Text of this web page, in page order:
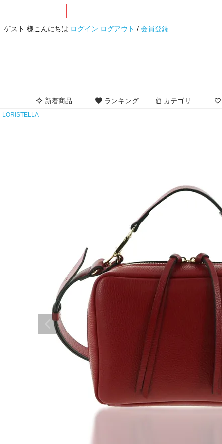
ゲスト 様こんにちは ログイン ログアウト / 会員登録
新着商品 ランキング カテゴリ
LORISTELLA